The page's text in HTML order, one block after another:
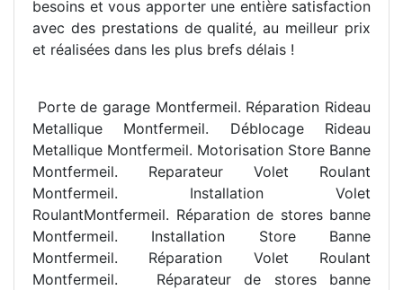
besoins et vous apporter une entière satisfaction
avec des prestations de qualité, au meilleur prix
et réalisées dans les plus brefs délais !
Porte de garage Montfermeil. Réparation Rideau
Metallique Montfermeil. Déblocage Rideau
Metallique Montfermeil. Motorisation Store Banne
Montfermeil. Reparateur Volet Roulant
Montfermeil. Installation Volet
RoulantMontfermeil. Réparation de stores banne
Montfermeil. Installation Store Banne
Montfermeil. Réparation Volet Roulant
Montfermeil. Réparateur de stores banne